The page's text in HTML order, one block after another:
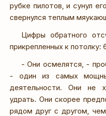
рубке пилотов, и сунул
свернулся теплым
Цифры обратного
прикрепленных к потолку:
- Они осмелятся, -
- один из самых
деятельности. Они не
удрать. Они скорее
рядом друг с другом, чем